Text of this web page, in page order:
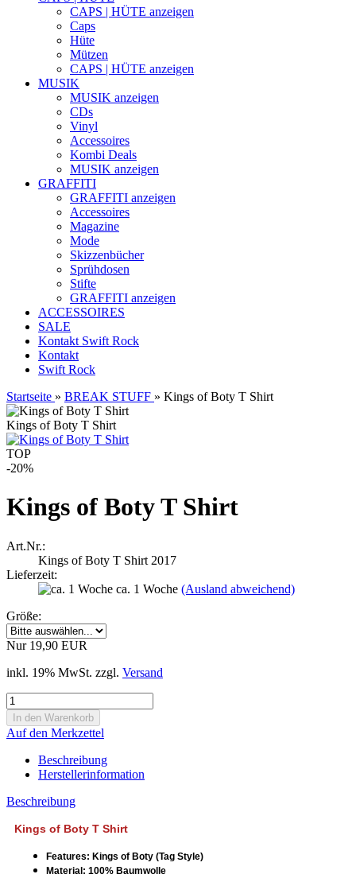
CAPS | HÜTE anzeigen
Caps
Hüte
Mützen
CAPS | HÜTE anzeigen
MUSIK
MUSIK anzeigen
CDs
Vinyl
Accessoires
Kombi Deals
MUSIK anzeigen
GRAFFITI
GRAFFITI anzeigen
Accessoires
Magazine
Mode
Skizzenbücher
Sprühdosen
Stifte
GRAFFITI anzeigen
ACCESSOIRES
SALE
Kontakt Swift Rock
Kontakt
Swift Rock
Startseite » BREAK STUFF » Kings of Boty T Shirt
Kings of Boty T Shirt
TOP
-20%
Kings of Boty T Shirt
Art.Nr.:
Kings of Boty T Shirt 2017
Lieferzeit:
ca. 1 Woche (Ausland abweichend)
Größe:
Nur 19,90 EUR
inkl. 19% MwSt. zzgl. Versand
Auf den Merkzettel
Beschreibung
Herstellerinformation
Beschreibung
Kings of Boty T Shirt
Features: Kings of Boty (Tag Style)
Material: 100% Baumwolle